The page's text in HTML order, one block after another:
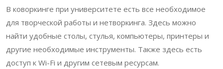
В коворкинге при университете есть все необходимое
для творческой работы и нетворкинга. Здесь можно
найти удобные столы, стулья, компьютеры, принтеры и
другие необходимые инструменты. Также здесь есть
доступ к Wi-Fi и другим сетевым ресурсам.